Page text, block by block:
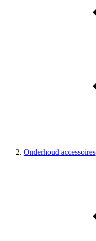
Onderhoud accessoires